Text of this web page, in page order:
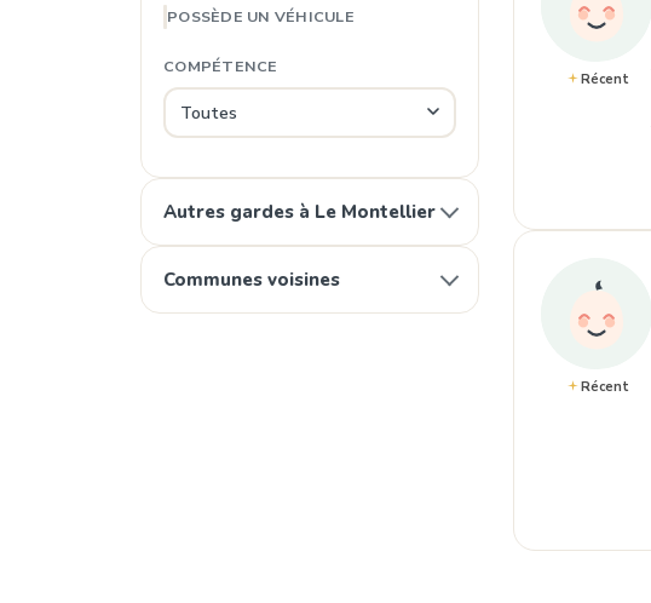
POSSÈDE UN VÉHICULE
COMPÉTENCE
Autres gardes à Le Montellier
Communes voisines
Récent
Récent